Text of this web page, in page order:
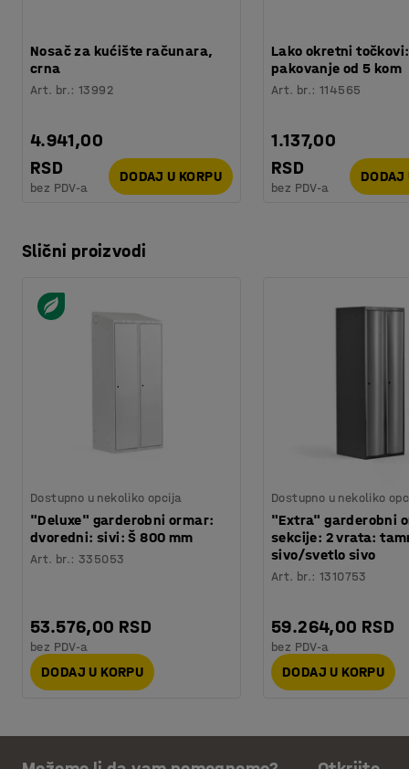
Nosač za kućište računara,
crna
Art. br.:13992
4.941,00
RSD
bez PDV-a
DODAJ U KORPU
Lako okretni točkovi:
pakovanje od 5 kom
Art. br.:114565
1.137,00
RSD
bez PDV-a
DODAJ
Slični proizvodi
Dostupno u nekoliko opcija
"Deluxe" garderobni ormar:
dvoredni: sivi: Š 800 mm
Art. br.:335053
53.576,00 RSD
bez PDV-a
DODAJ U KORPU
Dostupno u nekoliko
"Extra" garderobni
sekcije: 2 vrata:
sivo/svetlo sivo
Art. br.:1310753
59.264,00 RSD
bez PDV-a
DODAJ U KORPU